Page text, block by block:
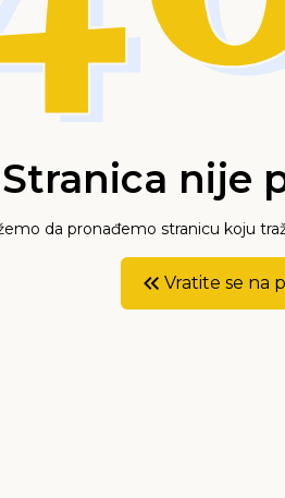
Stranica nije
da pronađemo stranicu koju
Vratite se na